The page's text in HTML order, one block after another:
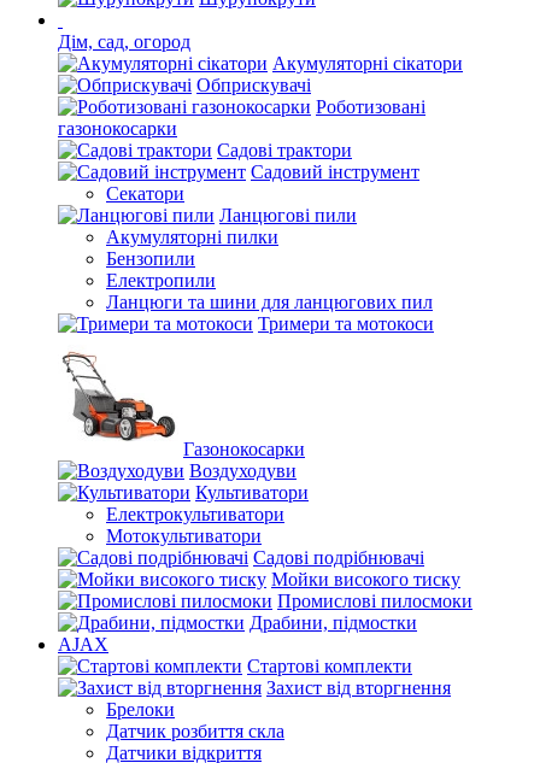
Дім, сад, огород
Акумуляторні сікатори
Обприскувачі
Роботизовані
газонокосарки
Садові трактори
Садовий інструмент
Секатори
Ланцюгові пили
Акумуляторні пилки
Бензопили
Електропили
Ланцюги та шини для ланцюгових пил
Тримери та мотокоси
Газонокосарки
Воздуходуви
Культиватори
Електрокультиватори
Мотокультиватори
Садові подрібнювачі
Мойки високого тиску
Промислові пилосмоки
Драбини, підмостки
AJAX
Стартові комплекти
Захист від вторгнення
Брелоки
Датчик розбиття скла
Датчики відкриття